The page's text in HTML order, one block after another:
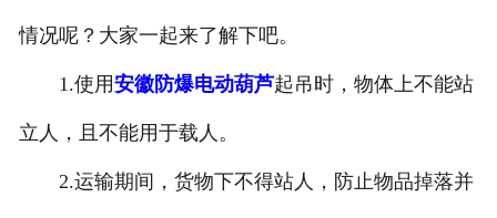
情况呢？大家一起来了解下吧。
1.使用安徽防爆电动葫芦起吊时，物体上不能站
立人，且不能用于载人。
2.运输期间，货物下不得站人，防止物品掉落并